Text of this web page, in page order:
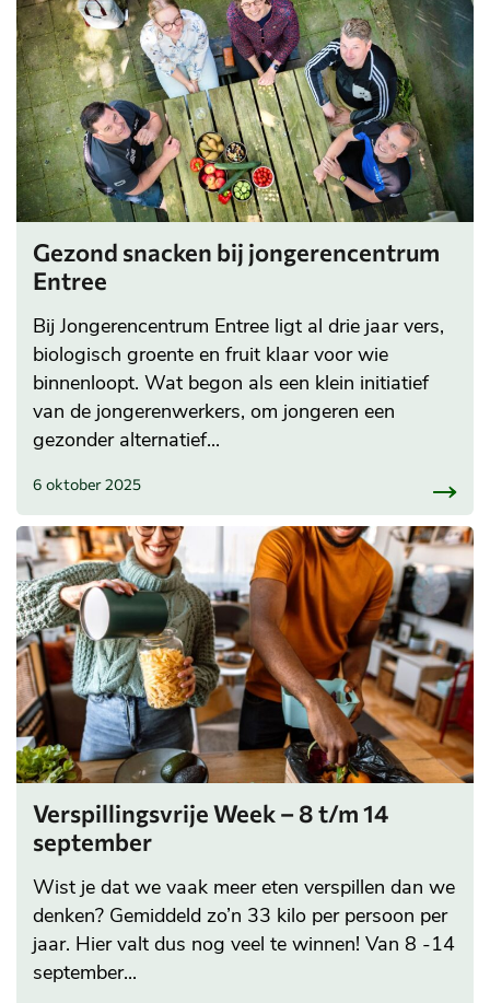
Gezond snacken bij jongerencentrum
Entree
Bij Jongerencentrum Entree ligt al drie jaar vers,
biologisch groente en fruit klaar voor wie
binnenloopt. Wat begon als een klein initiatief
van de jongerenwerkers, om jongeren een
gezonder alternatief...
6 oktober 2025
Verspillingsvrije Week – 8 t/m 14
september
Wist je dat we vaak meer eten verspillen dan we
denken? Gemiddeld zo’n 33 kilo per persoon per
jaar. Hier valt dus nog veel te winnen! Van 8 -14
september...